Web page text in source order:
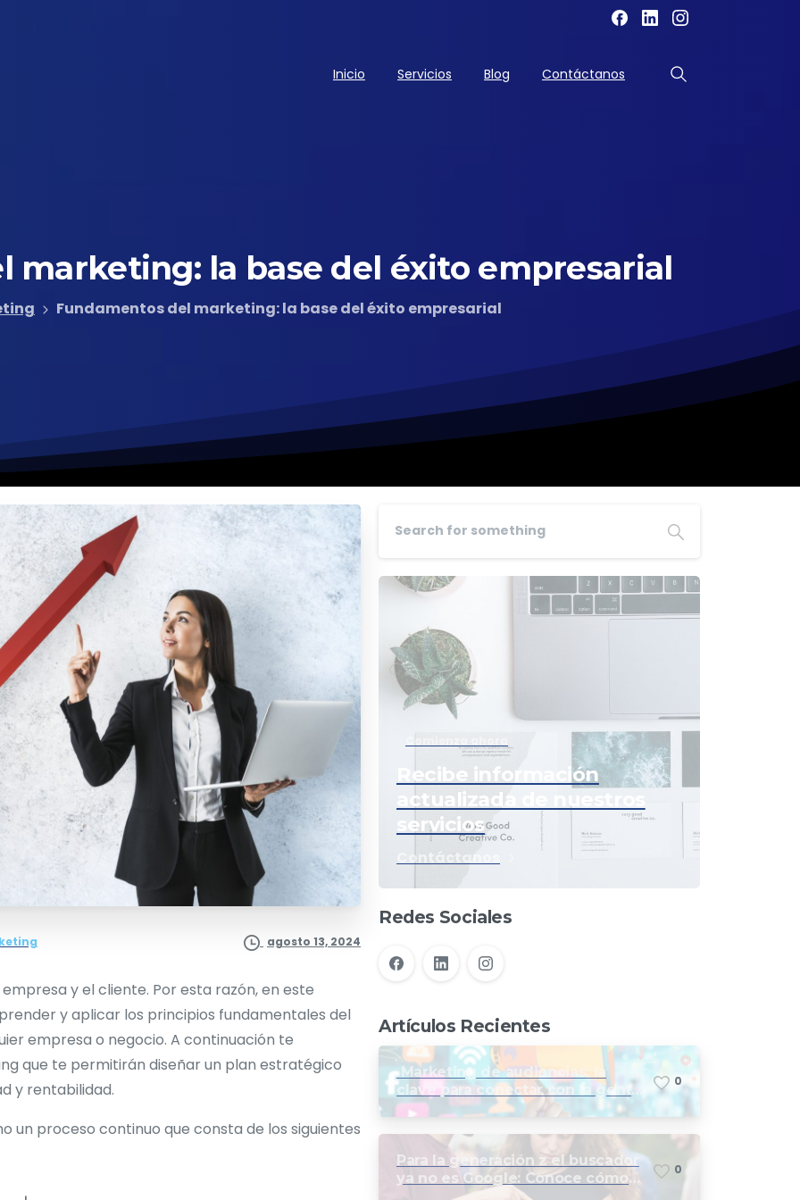
Inicio Servicios Blog Contáctanos
marketing: la base del éxito empresarial
Fundamentos del marketing: la base del éxito empresarial
agosto 13, 2024
y el cliente. Por esta razón, en este
y aplicar los principios fundamentales del
empresa o negocio. A continuación te
que te permitirán diseñar un plan estratégico
y rentabilidad.
un proceso continuo que consta de los siguientes
Recibe información
actualizada de nuestros
servicios
Contáctanos
Redes Sociales
Artículos Recientes
Marketing de audiencias: la
clave para conectar con la gente
correcta
0
Para la generación z el buscador
ya no es Google: Conoce cómo
Optimizar tu marca para las
0